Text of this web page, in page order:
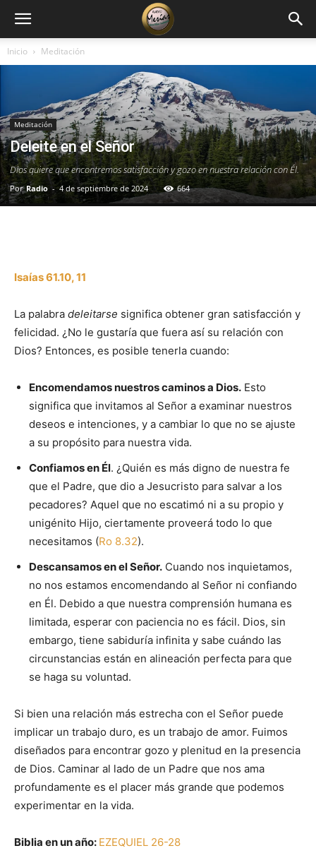
Inicio Meditación
Meditación
Deleite en el Señor
Dios quiere que encontremos satisfacción y gozo en nuestra relación con Él.
Por Radio - 4 de septiembre de 2024 664
Isaías 61.10, 11
La palabra deleitarse significa obtener gran satisfacción y
felicidad. ¿No le gustaría que fuera así su relación con
Dios? Entonces, es posible tenerla cuando:
Encomendamos nuestros caminos a Dios. Esto
significa que invitamos al Señor a examinar nuestros
deseos e intenciones, y a cambiar lo que no se ajuste
a su propósito para nuestra vida.
Confiamos en Él. ¿Quién es más digno de nuestra fe
que el Padre, que dio a Jesucristo para salvar a los
pecadores? Aquel que no escatimó ni a su propio y
unigénito Hijo, ciertamente proveerá todo lo que
necesitamos (Ro 8.32).
Descansamos en el Señor. Cuando nos inquietamos,
no nos estamos encomendando al Señor ni confiando
en Él. Debido a que nuestra comprensión humana es
limitada, esperar con paciencia no es fácil. Dios, sin
embargo, tiene sabiduría infinita y sabe cuándo las
circunstancias están en alineación perfecta para que
se haga su voluntad.
Si bien una relación más estrecha con el Señor puede
implicar un trabajo duro, es un trabajo de amor. Fuimos
diseñados para encontrar gozo y plenitud en la presencia
de Dios. Caminar al lado de un Padre que nos ama
profundamente es el placer más grande que podemos
experimentar en la vida.
Biblia en un año: EZEQUIEL 26-28